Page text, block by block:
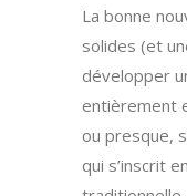
La bonne
solides (et
développer
entièrement
ou presque,
qui s’inscrit